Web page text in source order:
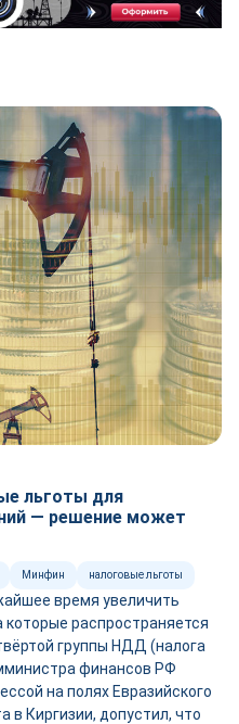
льготы для
— решение может
Минфин налоговые льготы
время увеличить
распространяется
группы НДД (налога
финансов РФ
на полях Евразийского
в Киргизии, допустил, что